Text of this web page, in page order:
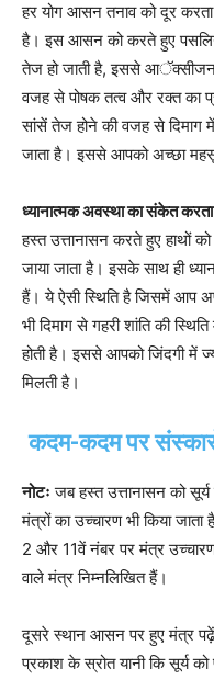
हर योग आसन तनाव को दूर
है। इस आसन को करते हुए
तेज हो जाती है, इससे आॅक्सीजन
वजह से पोषक तत्व और रक्त का
सांसें तेज होने की वजह से दिमाग में
जाता है। इससे आपको अच्छा
ध्यानात्मक अवस्था का संकेत
हस्त उत्तानासन करते हुए हाथों
जाया जाता है। इसके साथ ही
हैं। ये ऐसी स्थिति है जिसमें आप
भी दिमाग से गहरी शांति की
होती है। इससे आपको जिंदगी में
मिलती है।
कदम-कदम पर
नोटः जब हस्त उत्तानासन को
मंत्रों का उच्चारण भी किया
2 और 11वें नंबर पर मंत्र
वाले मंत्र निम्नलिखित हैं।
दूसरे स्थान आसन पर हुए मंत्र पढ़ें,
प्रकाश के स्रोत यानी कि सूर्य